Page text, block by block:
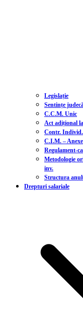
Legislație
Sentințe
C.C.M. Unic
Act adițional
Contr.
C.I.M. – Anexe
Regulament-
Metodologie
inv.
Structura
Drepturi salariale